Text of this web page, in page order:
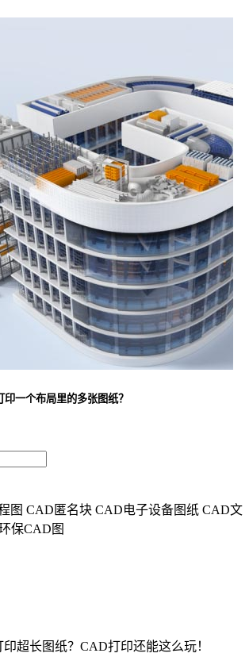
一个布局里的多张图纸？
图 CAD匿名块 CAD电子设备图纸 CAD文
保CAD图
超长图纸？CAD打印还能这么玩！